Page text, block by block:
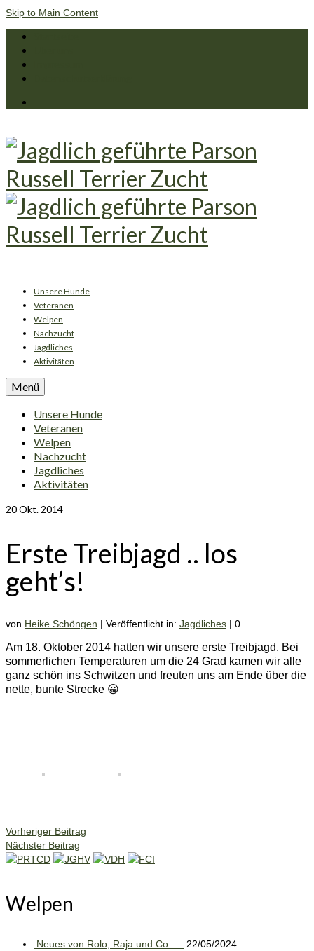
Skip to Main Content
Unsere Hunde
Veteranen
Welpen
Nachzucht
Jagdliches
Aktivitäten
Menü
Unsere Hunde
Veteranen
Welpen
Nachzucht
Jagdliches
Aktivitäten
20Okt. 2014
Erste Treibjagd .. los
geht’s!
von Heike Schöngen | Veröffentlicht in: Jagdliches | 0
Am 18. Oktober 2014 hatten wir unsere erste Treibjagd. Bei
sommerlichen Temperaturen um die 24 Grad kamen wir alle
ganz schön ins Schwitzen und freuten uns am Ende über die
nette, bunte Strecke 😀
Vorheriger Beitrag
Nächster Beitrag
Welpen
Neues von Rolo, Raja und Co. …
22/05/2024